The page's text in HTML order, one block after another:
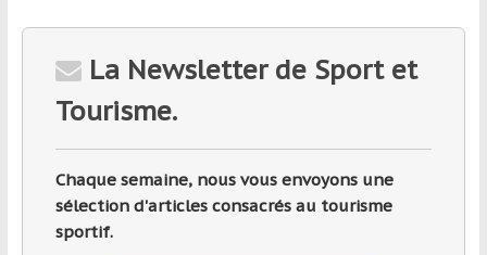
La Newsletter de Sport et
Tourisme.
Chaque semaine, nous vous envoyons une
sélection d'articles consacrés au tourisme
sportif.